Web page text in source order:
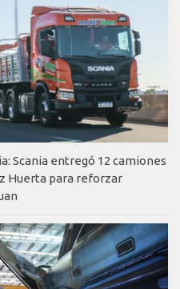
Scania entregó 12 camiones
Huerta para reforzar